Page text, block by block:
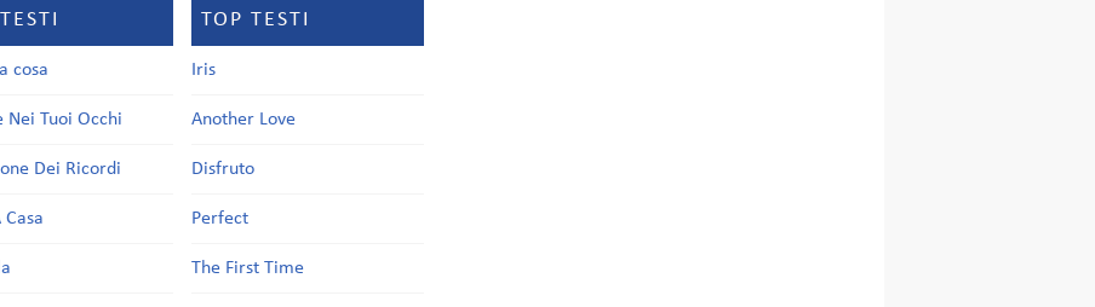
cosa
Nei Tuoi Occhi
Dei Ricordi
Casa
TOP TESTI
Iris
Another Love
Disfruto
Perfect
The First Time